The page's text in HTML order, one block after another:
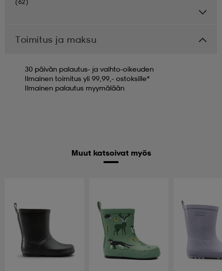
(62)
Toimitus ja maksu
30 päivän palautus- ja vaihto-oikeuden
Ilmainen toimitus yli 99,99,- ostoksille*
Ilmainen palautus myymälään
Muut katsoivat myös